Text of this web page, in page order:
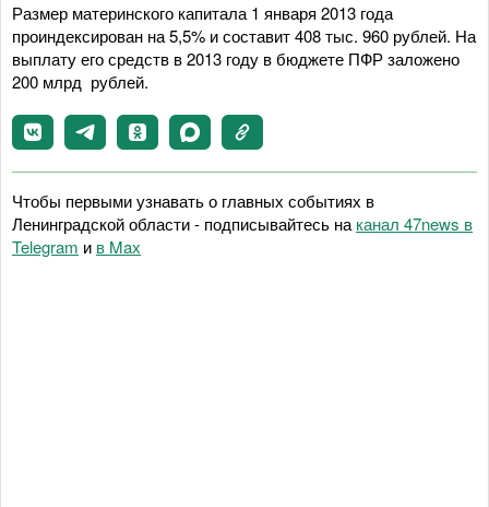
Размер материнского капитала 1 января 2013 года
проиндексирован на 5,5% и составит 408 тыс. 960 рублей. На
выплату его средств в 2013 году в бюджете ПФР заложено
200 млрд рублей.
Чтобы первыми узнавать о главных событиях в
Ленинградской области - подписывайтесь на канал 47news в
Telegram и в Maх